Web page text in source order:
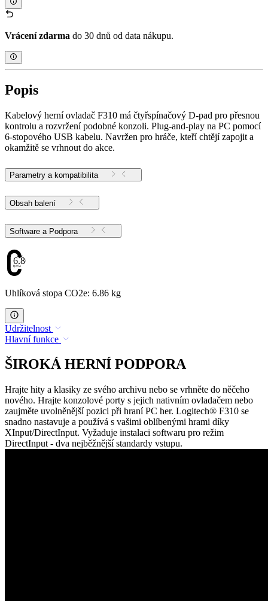
Vrácení zdarma do 30 dnů od data nákupu.
Popis
Kabelový herní ovladač F310 má čtyřspínačový D-pad pro přesnou
kontrolu a rozvržení podobné konzoli. Plug-and-play na PC pomocí
6-stopového USB kabelu. Navržen pro hráče, kteří chtějí zapojit a
okamžitě se vrhnout do akce.
Parametry a kompatibilita
Obsah balení
Software a Podpora
6.86
Uhlíková stopa CO2e: 6.86 kg
Udržitelnost
Hlavní funkce
ŠIROKÁ HERNÍ PODPORA
Hrajte hity a klasiky ze svého archivu nebo se vrhněte do něčeho
nového. Hrajte konzolové porty s jejich nativním ovladačem nebo
zaujměte uvolněnější pozici při hraní PC her. Logitech® F310 se
snadno nastavuje a používá s vašimi oblíbenými hrami díky
XInput/DirectInput. Vyžaduje instalaci softwaru pro režim
DirectInput - dva nejběžnější standardy vstupu.